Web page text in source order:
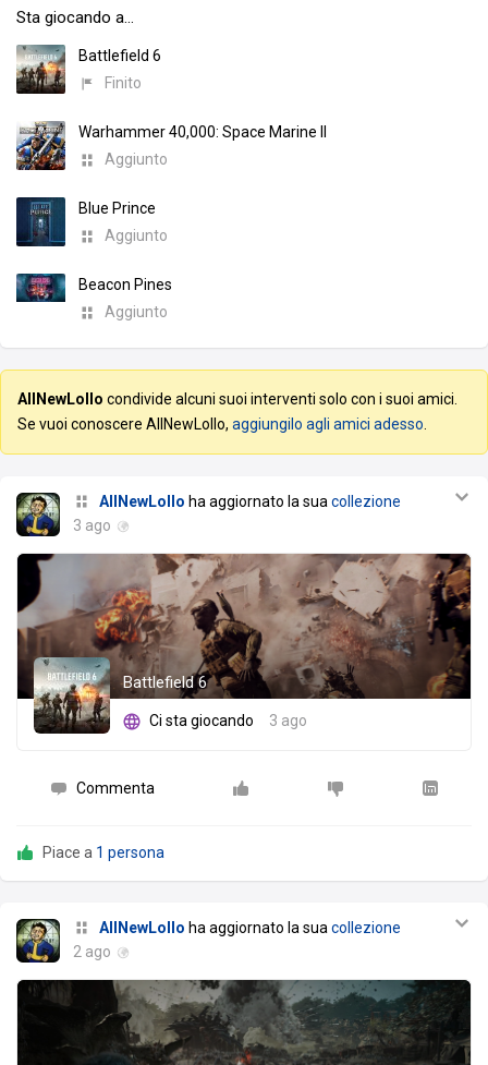
Sta giocando a…
Battlefield 6
Finito
Warhammer 40,000: Space Marine II
Aggiunto
Blue Prince
Aggiunto
Beacon Pines
Aggiunto
AllNewLollo condivide alcuni suoi interventi solo con i suoi amici.
Se vuoi conoscere AllNewLollo, aggiungilo agli amici adesso
AllNewLollo ha aggiornato la sua collezione
3 ago
Battlefield 6
Ci sta giocando 3 ago
Commenta
Piace a 1 persona
AllNewLollo ha aggiornato la sua collezione
2 ago